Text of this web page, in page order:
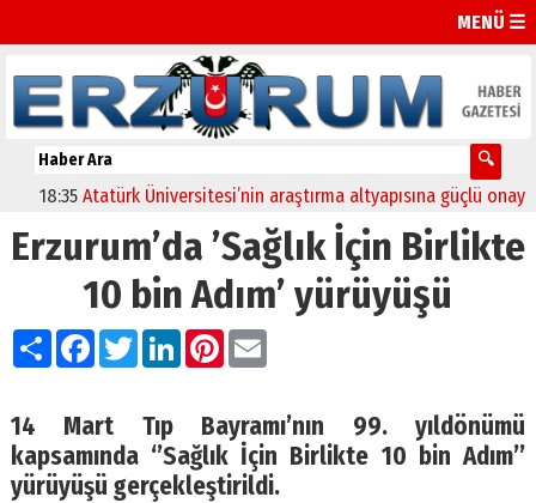
MENÜ ☰
18:35 Atatürk Üniversitesi’nin araştırma altyapısına güçlü onay
Erzurum’da ’Sağlık İçin Birlikte
10 bin Adım’ yürüyüşü
PaylaşFacebook
TwitterLinkedIn
Pinterest
Email
14 Mart Tıp Bayramı’nın 99. yıldönümü
kapsamında ‘’Sağlık İçin Birlikte 10 bin Adım’’
yürüyüşü gerçekleştirildi.